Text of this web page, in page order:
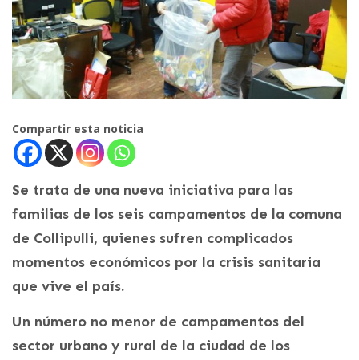
Compartir esta noticia
Se trata de una nueva iniciativa para las
familias de los seis campamentos de la comuna
de Collipulli, quienes sufren complicados
momentos económicos por la crisis sanitaria
que vive el país.
Un número no menor de campamentos del
sector urbano y rural de la ciudad de los